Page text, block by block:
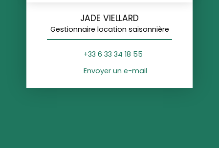
JADE VIELLARD
Gestionnaire location saisonnière
+33 6 33 34 18 55
Envoyer un e-mail